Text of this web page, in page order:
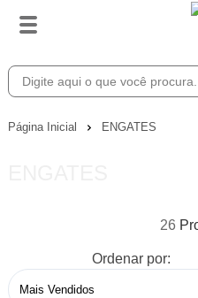
Página Inicial ENGATES
26
Ordenar por: